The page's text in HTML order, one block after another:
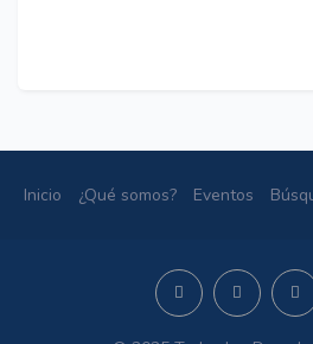
Inicio ¿Qué somos? Eventos